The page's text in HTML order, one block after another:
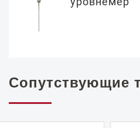
Сопутствующие